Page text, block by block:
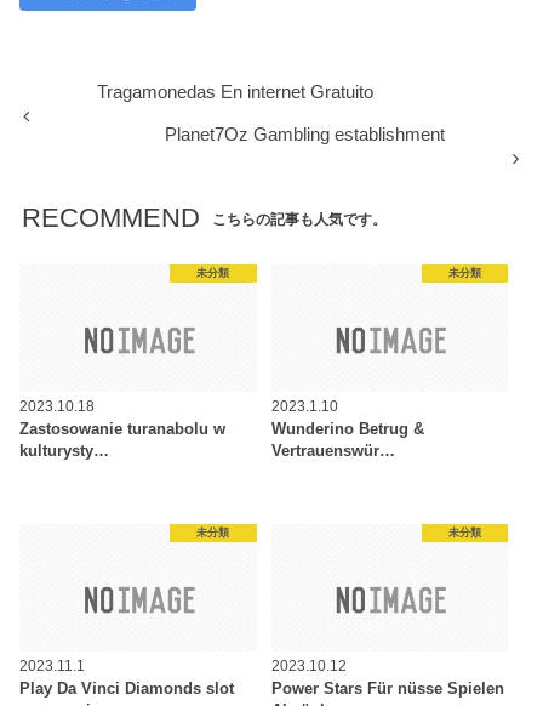
Tragamonedas En internet Gratuito
Planet7Oz Gambling establishment
RECOMMEND こちらの記事も人気です。
未分類
2023.10.18
Zastosowanie turanabolu w
kulturysty…
未分類
2023.1.10
Wunderino Betrug &
Vertrauenswür…
未分類
2023.11.1
Play Da Vinci Diamonds slot
未分類
2023.10.12
Power Stars Für nüsse Spielen